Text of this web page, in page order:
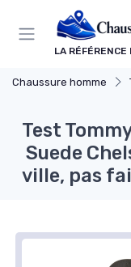
LA RÉFÉRENCE
Chaussure homme
Test
Suede
ville, pas
Panneau de gestion